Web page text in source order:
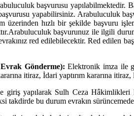
başvurusu yapılabilmektedir.
yapabilirsiniz. Arabuluculuk
üzerinden hızlı bir şekilde başvuru
başvurunuz ile ilgili
red edilebilecektir. Red edilen
Gönderme): Elektronik imza ile
itiraz, İdari yaptırım kararına itiraz,
giriş yapılarak Sulh Ceza Hâkimlikleri
bu durum evrakın